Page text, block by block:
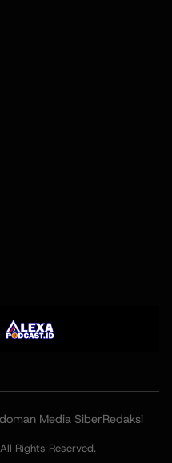
Media SiberRedaksi
Rights Reserved.